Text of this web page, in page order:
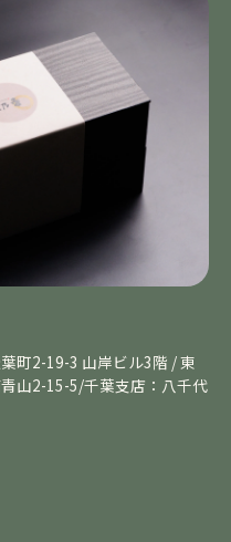
町2-19-3 山岸ビル3階 / 東
山2-15-5/千葉支店：八千代